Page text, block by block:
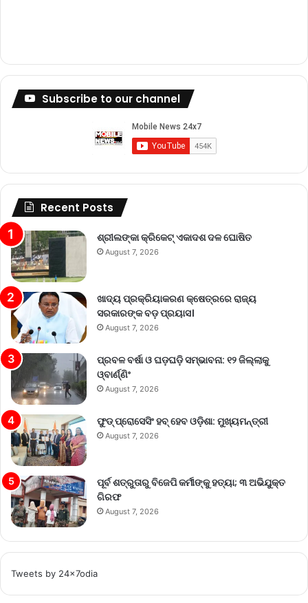
Subscribe to our channel
Recent Posts
ଶ୍ରୀଲଙ୍କା କ୍ରିକେଟ୍‌ ଏକାଦଶ ଦଳ ଘୋଷିତ
August 7, 2026
ଖାଦ୍ୟ ପ୍ରକ୍ରିୟାକରଣ କ୍ଷେତ୍ରରେ ରାଜ୍ୟ
ସରକାରଙ୍କ ବଡ଼ ପ୍ରୟାସ।
August 7, 2026
ପ୍ରବଳ ବର୍ଷା ଓ ଘଡ଼ଘଡ଼ି ସମ୍ଭାବନା: ୧୨ ଜିଲ୍ଲାକୁ
ଓ୍ବାର୍ଣ୍ଣିଂ
August 7, 2026
ଫୁଡ୍ ପ୍ରୋସେସିଂ ହବ୍ ହେବ ଓଡ଼ିଶା: ମୁଖ୍ୟମନ୍ତ୍ରୀ
August 7, 2026
ପୂର୍ବ ଶତ୍ରୁତାରୁ ବିଜେପି କର୍ମୀଙ୍କୁ ହତ୍ୟା; ୩ ଅଭିଯୁକ୍ତ
ଗିରଫ
August 7, 2026
Tweets by 24x7odia